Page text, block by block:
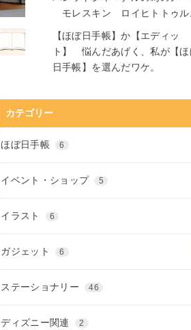
モレスキン ロイヒトトゥル
【ほぼ日手帳】か【エディッ
ト】 悩んだあげく、私が【ほ
日手帳】を選んだワケ。
カテゴリー
ほぼ日手帳 6
イベント・ショップ 5
イラスト 6
ガジェット 6
ステーショナリー 46
ディズニー関連 2